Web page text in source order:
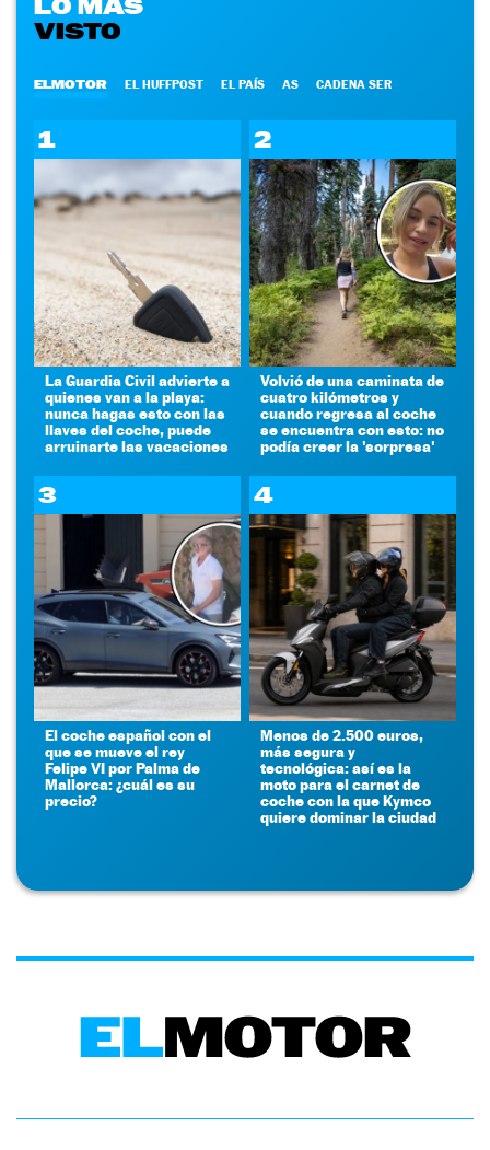
LO MÁS
VISTO
ELMOTOR EL HUFFPOST EL PAÍS AS CADENA SER
1
La Guardia Civil advierte a
quienes van a la playa:
nunca hagas esto con las
llaves del coche, puede
arruinarte las vacaciones
2
Volvió de una caminata de
cuatro kilómetros y
cuando regresa al coche
se encuentra con esto: no
podía creer la 'sorpresa'
3
El coche español con el
que se mueve el rey
Felipe VI por Palma de
Mallorca: ¿cuál es su
precio?
4
Menos de 2.500 euros,
más segura y
tecnológica: así es la
moto para el carnet de
coche con la que Kymco
quiere dominar la ciudad